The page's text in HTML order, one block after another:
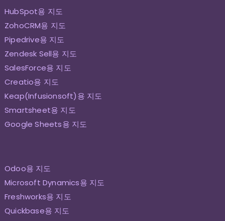
HubSpot용 지도
ZohoCRM용 지도
Pipedrive용 지도
Zendesk Sell용 지도
SalesForce용 지도
Creatio용 지도
Keap(Infusionsoft)용 지도
Smartsheet용 지도
Google Sheets용 지도
Odoo용 지도
Microsoft Dynamics용 지도
Freshworks용 지도
Quickbase용 지도